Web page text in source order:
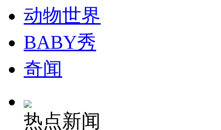
纽约上演“枕头大战”
司机酒驾遇交警 急速倒车逃窜
动物世界
BABY秀
奇闻
热点新闻